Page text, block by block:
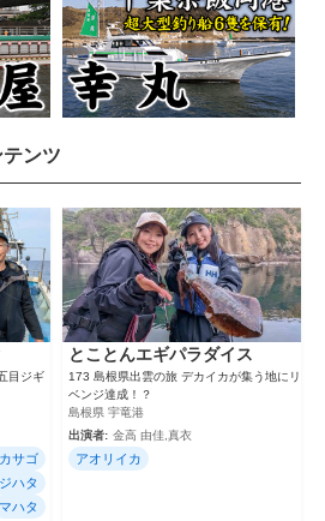
ンツ
目ジギ
サゴ
ハタ
マハタ
とことんエギパラダイス
173 島根県出雲の旅 デカイカが集う地にリ
ベンジ達成！？
島根県 宇竜港
出演者: 金高 由佳,真衣
アオリイカ